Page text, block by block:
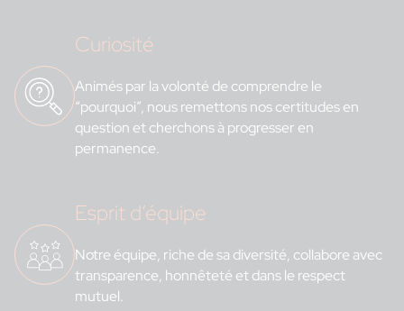
Curiosité
Animés par la volonté de comprendre le
“pourquoi”, nous remettons nos certitudes en
question et cherchons à progresser en
permanence.
Esprit d’équipe
Notre équipe, riche de sa diversité, collabore avec
transparence, honnêteté et dans le respect
mutuel.